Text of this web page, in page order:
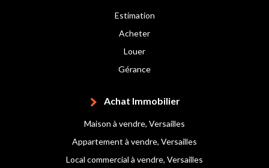
Estimation
Acheter
Louer
Gérance
Achat Immobilier
Maison à vendre, Versailles
Appartement à vendre, Versailles
Local commercial à vendre, Versailles